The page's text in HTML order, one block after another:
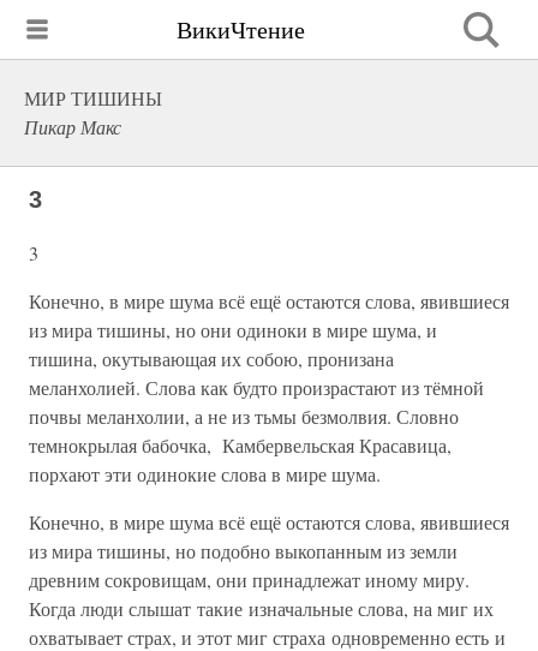
ВикиЧтение
МИР ТИШИНЫ
Пикар Макс
3
3
Конечно, в мире шума всё ещё остаются слова, явившиеся
из мира тишины, но они одиноки в мире шума, и
тишина, окутывающая их собою, пронизана
меланхолией. Слова как будто произрастают из тёмной
почвы меланхолии, а не из тьмы безмолвия. Словно
темнокрылая бабочка, Камбервельская Красавица,
порхают эти одинокие слова в мире шума.
Конечно, в мире шума всё ещё остаются слова, явившиеся
из мира тишины, но подобно выкопанным из земли
древним сокровищам, они принадлежат иному миру.
Когда люди слышат такие изначальные слова, на миг их
охватывает страх, и этот миг страха одновременно есть и